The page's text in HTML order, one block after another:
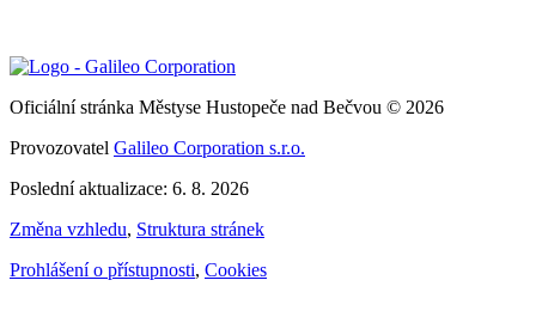
Oficiální stránka Městyse Hustopeče nad Bečvou © 2026
Provozovatel Galileo Corporation s.r.o.
Poslední aktualizace: 6. 8. 2026
Změna vzhledu, Struktura stránek
Prohlášení o přístupnosti, Cookies